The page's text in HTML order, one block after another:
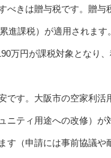
べきは贈与税です。贈
進課税）が適用されま
万円が課税対象となり
です。大阪市の空家利
ニティ用途への改修）
（申請には事前協議や